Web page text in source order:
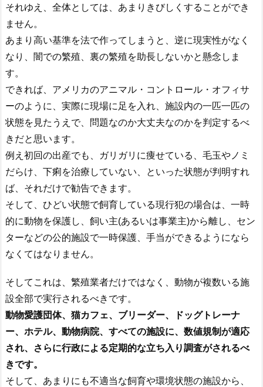
それゆえ、全体としては、あまりきびしくすることができ
ません。
あまり高い基準を法で作ってしまうと、逆に現実性がなく
なり、闇での繁殖、裏の繁殖を助長しないかと懸念しま
す。
できれば、アメリカのアニマル・コントロール・オフィサ
ーのように、実際に現場に足を入れ、施設内の一匹一匹の
状態を見たうえで、問題なのか大丈夫なのかを判定するべ
きだと思います。
例え初回の出産でも、ガリガリに痩せている、毛玉やノミ
だらけ、下痢を治療していない、といった状態が判明すれ
ば、それだけで勧告できます。
そして、ひどい状態で飼育している現行犯の場合は、一時
的に動物を保護し、飼い主(あるいは事業主)から離し、セン
ターなどの公的施設で一時保護、手当ができるようになら
なくてはなりません。
そしてこれは、繁殖業者だけではなく、動物が複数いる施
設全部で実行されるべきです。
動物愛護団体、猫カフェ、ブリーダー、ドッグトレーナ
ー、ホテル、動物病院、すべての施設に、数値規制が適応
され、さらに行政による定期的な立ち入り調査がされるべ
きです。
そして、あまりにも不適当な飼育や環境状態の施設から、